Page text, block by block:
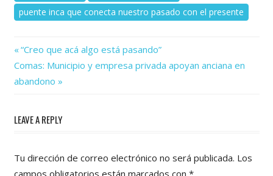
puente inca que conecta nuestro pasado con el presente
Navegación
de
Previous
Post:
“Creo que acá algo está pasando”
Next
Post:
Comas: Municipio y empresa privada apoyan anciana en
abandono
LEAVE A REPLY
Tu dirección de correo electrónico no será publicada. Los
campos obligatorios están marcados con *